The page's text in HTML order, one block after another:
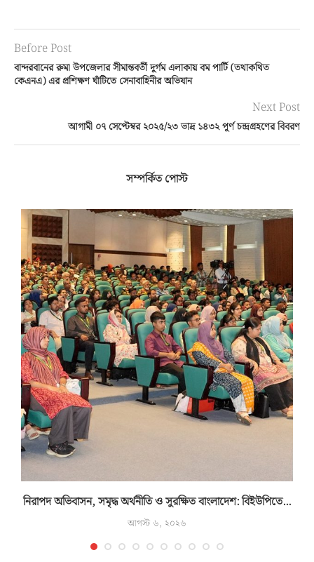
Before Post
বান্দরবানের রুমা উপজেলার সীমান্তবর্তী দুর্গম এলাকায় বম পার্টি (তথাকথিত
কেএনএ) এর প্রশিক্ষণ ঘাঁটিতে সেনাবাহিনীর অভিযান
Next Post
আগামী ০৭ সেপ্টেম্বর ২০২৫/২৩ ভাদ্র ১৪৩২ পূর্ণ চন্দ্রগ্রহণের বিবরণ
সম্পর্কিত পোস্ট
নিরাপদ অভিবাসন, সমৃদ্ধ অর্থনীতি ও সুরক্ষিত বাংলাদেশ: বিইউপিতে...
আগস্ট ৬, ২০২৬